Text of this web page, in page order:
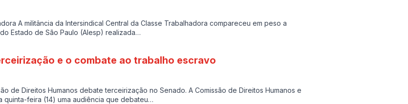
A militância da Intersindical Central da Classe Trabalhadora compareceu em peso a
Estado de São Paulo (Alesp) realizada…
e o combate ao trabalho escravo
de Direitos Humanos debate terceirização no Senado. A Comissão de Direitos Humanos e
quinta-feira (14) uma audiência que debateu…